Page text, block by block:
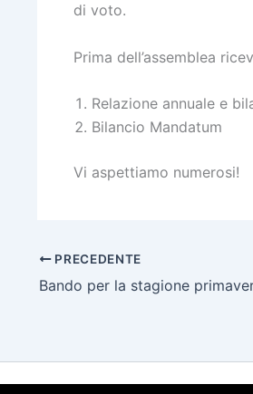
di voto.
Prima dell’assemblea
Relazione annuale e
Bilancio Mandatum
Vi aspettiamo numerosi!
PRECEDENTE